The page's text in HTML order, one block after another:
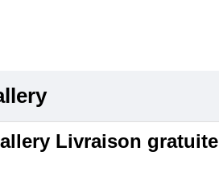
Livraison gratuite